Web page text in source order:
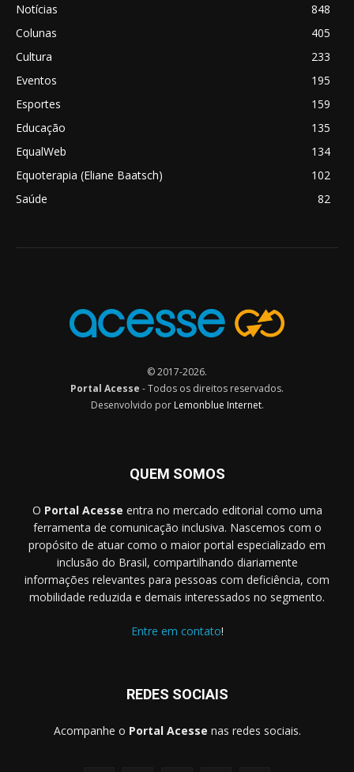
Notícias
848
Colunas
405
Cultura
233
Eventos
195
Esportes
159
Educação
135
EqualWeb
134
Equoterapia (Eliane Baatsch)
102
Saúde
82
© 2017-2026.
Portal Acesse - Todos os direitos reservados.
Desenvolvido por Lemonblue Internet.
QUEM SOMOS
O Portal Acesse entra no mercado editorial como uma
ferramenta de comunicação inclusiva. Nascemos com o
propósito de atuar como o maior portal especializado em
inclusão do Brasil, compartilhando diariamente
informações relevantes para pessoas com deficiência, com
mobilidade reduzida e demais interessados no segmento.
Entre em contato!
REDES SOCIAIS
Acompanhe o Portal Acesse nas redes sociais.